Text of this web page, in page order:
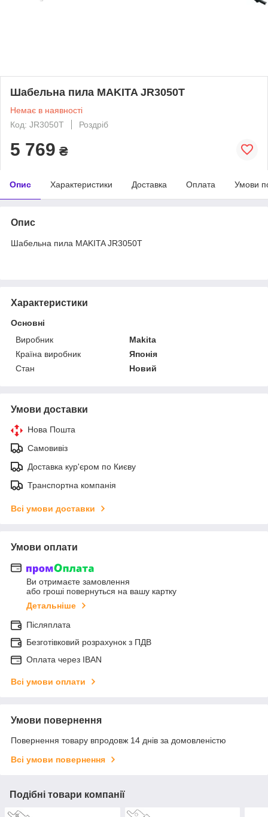
Шабельна пила MAKITA JR3050T
Немає в наявності
Код: JR3050T
Роздріб
5 769 ₴
Опис Характеристики Доставка Оплата Умови
Опис
Шабельна пила MAKITA JR3050T
Характеристики
Основні
Виробник
Makita
Країна виробник
Японія
Стан
Новий
Умови доставки
Нова Пошта
Самовивіз
Доставка кур'єром по Києву
Транспортна компанія
Всі умови доставки
Умови оплати
Ви отримаєте замовлення
або гроші повернуться на вашу картку
Детальніше
Післяплата
Безготівковий розрахунок з ПДВ
Оплата через IBAN
Всі умови оплати
Умови повернення
Повернення товару впродовж 14 днів за домовленістю
Всі умови повернення
Подібні товари компанії